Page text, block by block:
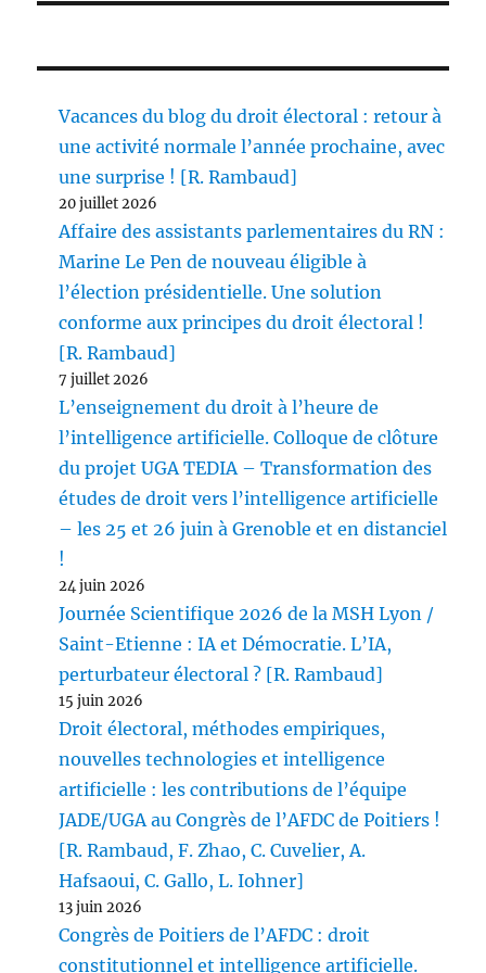
Vacances du blog du droit électoral : retour à
une activité normale l’année prochaine, avec
une surprise ! [R. Rambaud]
20 juillet 2026
Affaire des assistants parlementaires du RN :
Marine Le Pen de nouveau éligible à
l’élection présidentielle. Une solution
conforme aux principes du droit électoral !
[R. Rambaud]
7 juillet 2026
L’enseignement du droit à l’heure de
l’intelligence artificielle. Colloque de clôture
du projet UGA TEDIA – Transformation des
études de droit vers l’intelligence artificielle
– les 25 et 26 juin à Grenoble et en distanciel
!
24 juin 2026
Journée Scientifique 2026 de la MSH Lyon /
Saint-Etienne : IA et Démocratie. L’IA,
perturbateur électoral ? [R. Rambaud]
15 juin 2026
Droit électoral, méthodes empiriques,
nouvelles technologies et intelligence
artificielle : les contributions de l’équipe
JADE/UGA au Congrès de l’AFDC de Poitiers !
[R. Rambaud, F. Zhao, C. Cuvelier, A.
Hafsaoui, C. Gallo, L. Iohner]
13 juin 2026
Congrès de Poitiers de l’AFDC : droit
constitutionnel et intelligence artificielle.